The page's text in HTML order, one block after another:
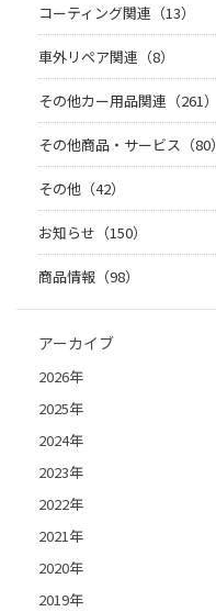
コーティング関連（13）
車外リペア関連（8）
その他カー用品関連（261）
その他商品・サービス（80）
その他（42）
お知らせ（150）
商品情報（98）
アーカイブ
2026年
2025年
2024年
2023年
2022年
2021年
2020年
2019年